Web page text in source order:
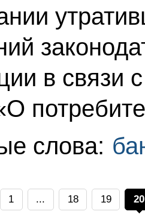
в связи
слова:
1 ... 18 19 20